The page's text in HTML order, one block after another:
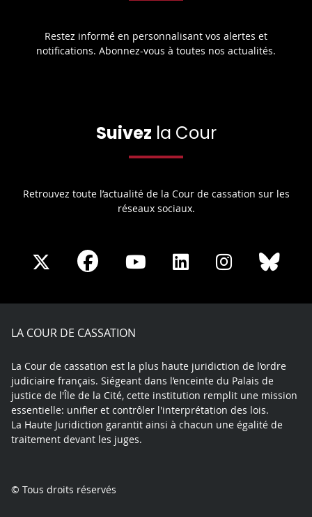
Restez informé en personnalisant vos alertes et
notifications. Abonnez-vous à toutes nos actualités.
Suivez la Cour
Retrouvez toute l’actualité de la Cour de cassation sur les
réseaux sociaux.
Share
X
Share
Facebook
Share
Youtube
Share
LinkedIn
Share
Instagram
LA COUR DE CASSATION
La Cour de cassation est la plus haute juridiction de l’ordre
judiciaire français. Siégeant dans l’enceinte du Palais de
justice de l'Île de la Cité, cette institution remplit une mission
essentielle: unifier et contrôler l'interprétation des lois.
La Haute Juridiction garantit ainsi à chacun une égalité de
traitement devant les juges.
© Tous droits réservés